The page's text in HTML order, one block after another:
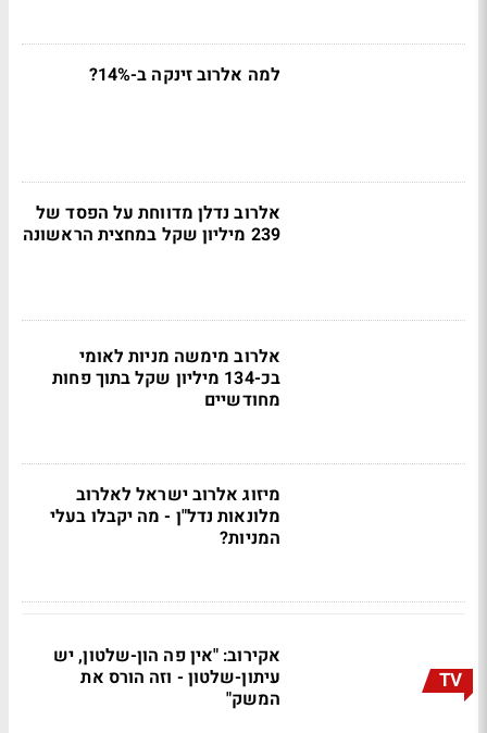
למה אלרוב זינקה ב-14%?
אלרוב נדלן מדווחת על הפסד של
239 מיליון שקל במחצית הראשונה
אלרוב מימשה מניות לאומי
בכ-134 מיליון שקל בתוך פחות
מחודשיים
מיזוג אלרוב ישראל לאלרוב
מלונאות נדל"ן - מה יקבלו בעלי
המניות?
TV
אקירוב: "אין פה הון-שלטון, יש
עיתון-שלטון - וזה הורס את
המשק"